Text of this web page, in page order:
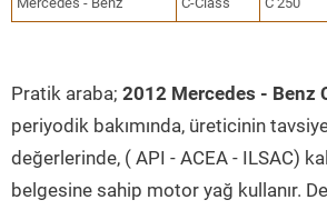
Pratik araba; 2012 Mercedes - Benz
periyodik bakımında, üreticinin
değerlerinde, ( API - ACEA - ILSAC)
belgesine sahip motor yağ kullanır.